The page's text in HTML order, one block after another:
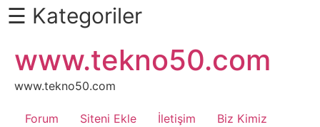
Daha
Fazlası
İçin
Kaydır
☰ Kategoriler
atla
www.tekno50.com
www.tekno50.com
Forum Siteni Ekle İletişim
Biz Kimiz